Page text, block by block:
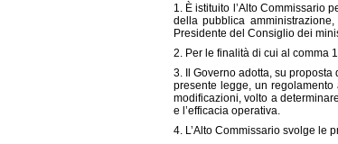
1. È istituito l’Alto Commissario
della pubblica
Presidente del Consiglio dei
2. Per le finalità di cui al comma
3. Il Governo adotta, su
presente legge, un regolamento
modificazioni, volto a
e l’efficacia operativa.
4. L’Alto Commissario svolge le